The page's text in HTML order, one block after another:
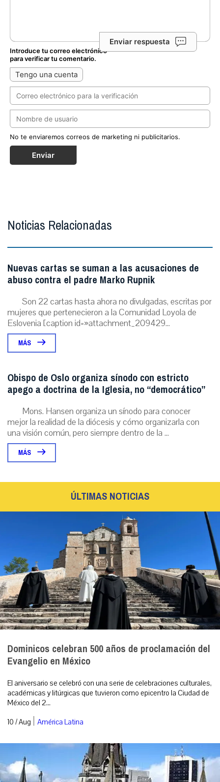
Enviar respuesta
Introduce tu correo electrónico
para verificar tu comentario.
Tengo una cuenta
No te enviaremos correos de marketing ni publicitarios.
Enviar
Noticias Relacionadas
Nuevas cartas se suman a las acusaciones de
abuso contra el padre Marko Rupnik
Son 22 cartas hasta ahora no divulgadas, escritas por
mujeres que pertenecieron a la Comunidad Loyola de
Eslovenia [caption id=»attachment_209429...
MÁS
Obispo de Oslo organiza sínodo con estricto
apego a doctrina de la Iglesia, no “democrático”
Mons. Hansen organiza un sínodo para conocer
mejor la realidad de la diócesis y cómo organizarla con
una visión común, pero siempre dentro de la ...
MÁS
ÚLTIMAS NOTICIAS
Dominicos celebran 500 años de proclamación del
Evangelio en México
El aniversario se celebró con una serie de celebraciones culturales,
académicas y litúrgicas que tuvieron como epicentro la Ciudad de
México del 2...
10 / Aug | América Latina